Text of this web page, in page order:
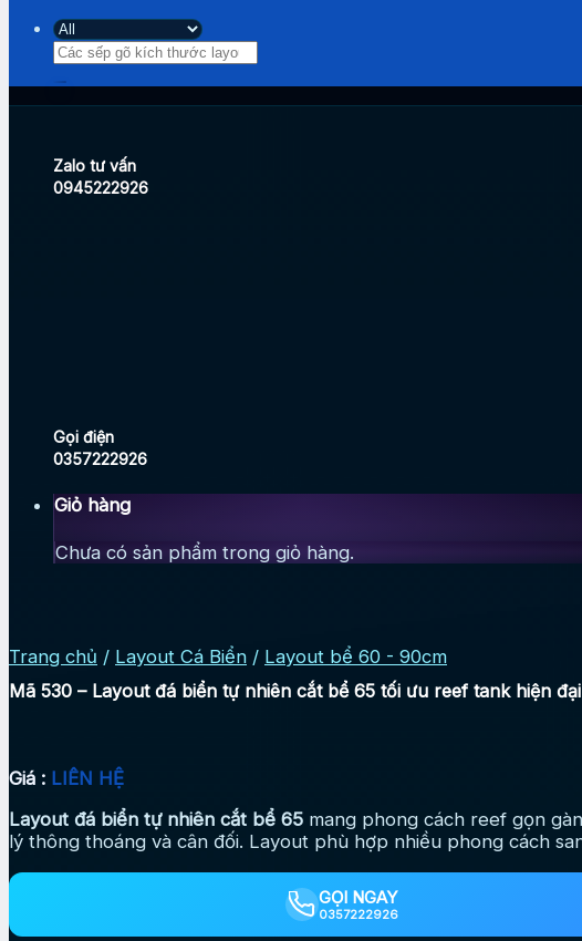
Zalo tư vấn
0945222926
Gọi điện
0357222926
Giỏ hàng
Chưa có sản phẩm trong giỏ hàng.
Tìm
kiếm:
Trang chủ / Layout Cá Biển / Layout bể 60 - 90cm
Mã 530 – Layout đá biển tự nhiên cắt bể 65 tối ưu reef tank hiện đại
Giá : LIÊN HỆ
Layout đá biển tự nhiên cắt bể 65 mang phong cách reef gọn
lý thông thoáng và cân đối. Layout phù hợp nhiều phong cách
GỌI NGAY
0357222926